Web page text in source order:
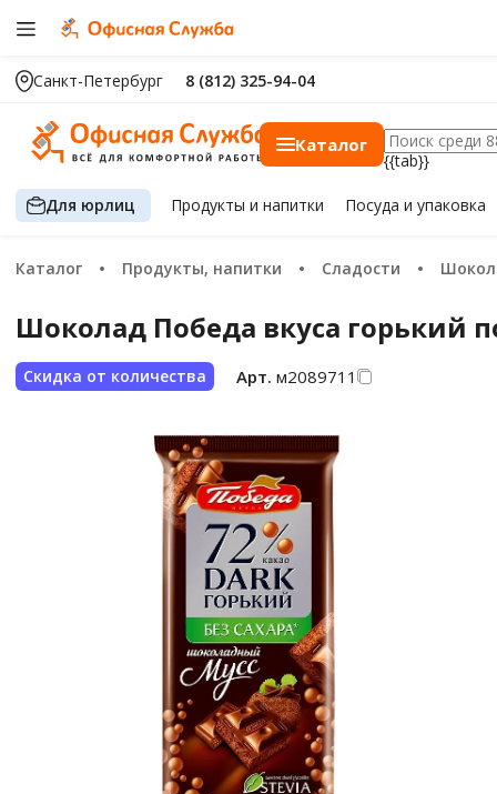
Санкт-Петербург 8 (812) 325-94-04
Каталог
{{tab}}
Для юрлиц Продуктыи напитки Посуда и упаковка
Каталог Продукты, напитки Сладости
Шоколад Победа вкуса горький
Скидка от количества Арт. м2089711